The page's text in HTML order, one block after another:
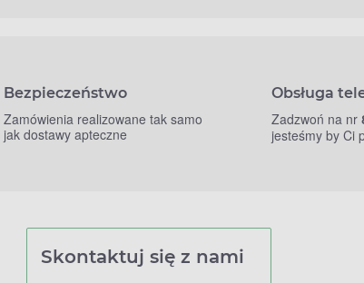
Bezpieczeństwo
Zamówienia realizowane tak samo
jak dostawy apteczne
Obsługa
Zadzwoń na nr
jesteśmy by Ci
Skontaktuj się z nami